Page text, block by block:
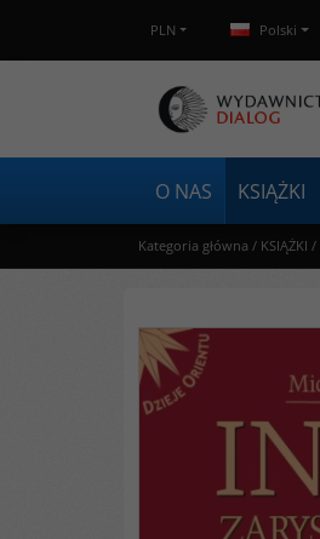
PLN Polski
O NAS KSIĄŻKI
Kategoria główna / KSIĄŻKI /